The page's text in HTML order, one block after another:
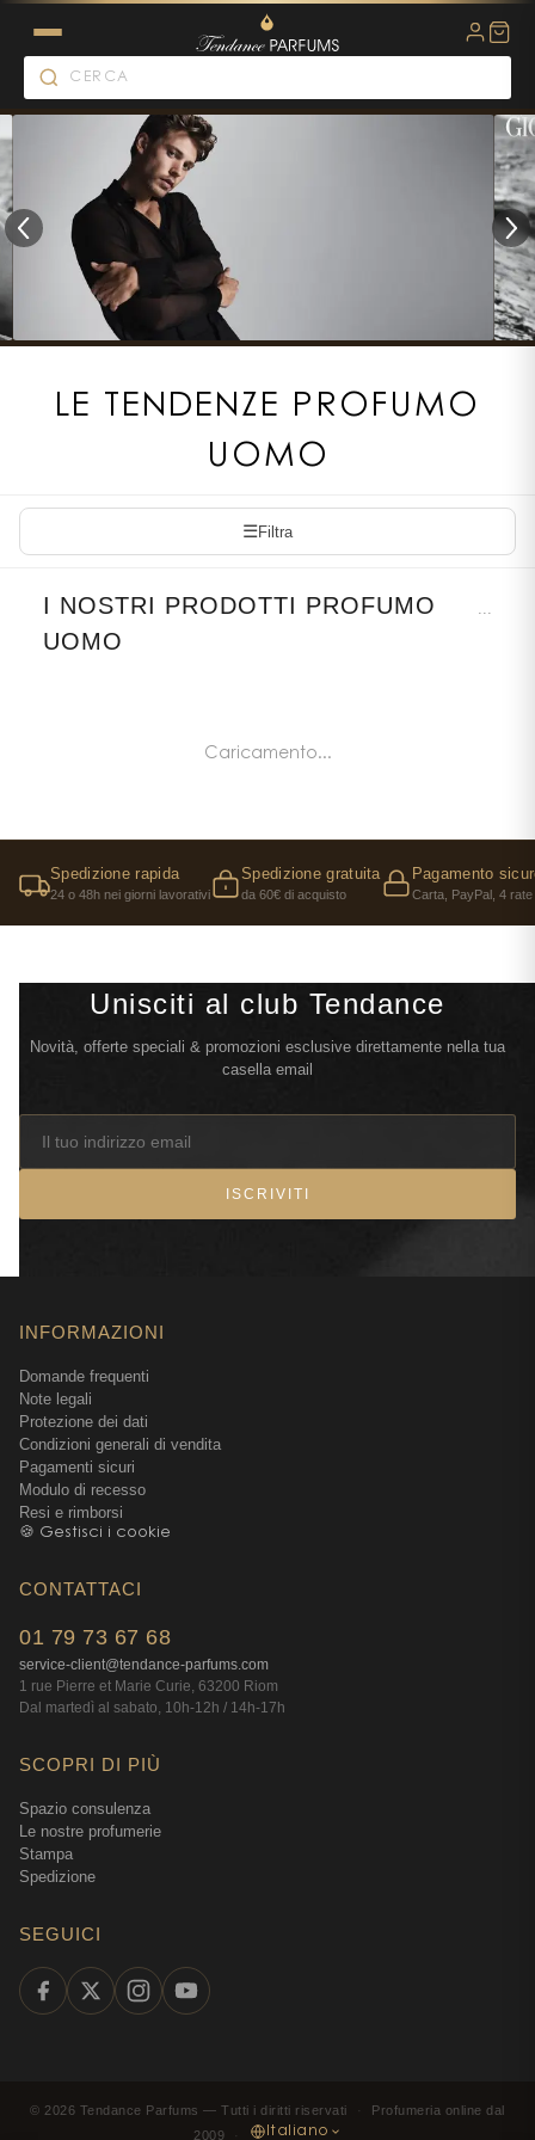
LE TENDENZE PROFUMO
UOMO
☰Filtra
I NOSTRI PRODOTTI PROFUMO
UOMO
...
Caricamento...
Spedizione rapida
24 o 48h nei giorni lavorativi
Spedizione gratuita
da 60€ di acquisto
Pagamento
Carta, PayPal, 4
Unisciti al club Tendance
Novità, offerte speciali & promozioni esclusive direttamente nella tua
casella email
ISCRIVITI
INFORMAZIONI
Domande frequenti
Note legali
Protezione dei dati
Condizioni generali di vendita
Pagamenti sicuri
Modulo di recesso
Resi e rimborsi
🍪 Gestisci i cookie
CONTATTACI
01 79 73 67 68
service-client@tendance-parfums.com
1 rue Pierre et Marie Curie, 63200 Riom
Dal martedì al sabato, 10h-12h / 14h-17h
SCOPRI DI PIÙ
Spazio consulenza
Le nostre profumerie
Stampa
Spedizione
SEGUICI
© 2026 Tendance Parfums —Tutti i diritti riservati ·
Profumeria online dal
2009
· Italiano